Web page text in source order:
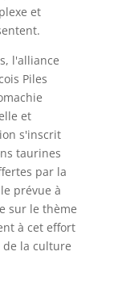
et
l'alliance
Piles
et
s'inscrit
taurines
par la
prévue à
sur le thème
à cet effort
la culture